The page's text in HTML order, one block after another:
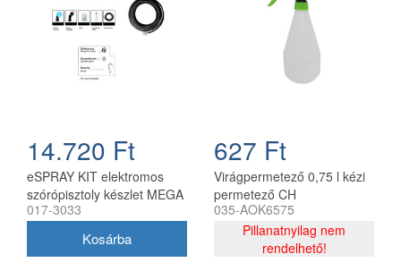
14.720 Ft
eSPRAY KIT elektromos
szórópisztoly készlet MEGA
Olimpia permetezőkhöz
017-3033
627 Ft
Virágpermetező 0,75 l kézi
permetező CH
035-AOK6575
Pillanatnyilag nem
rendelhető!